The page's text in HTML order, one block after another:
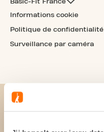
Informations cookie
Politique de confidentialité
Surveillance par caméra